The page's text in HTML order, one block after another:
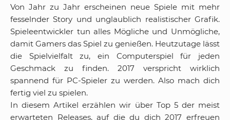
Von Jahr zu Jahr erscheinen neue Spiele mit mehr
fesselnder Story und unglaublich realistischer Grafik.
Spieleentwickler tun alles Mögliche und Unmögliche,
damit Gamers das Spiel zu genießen. Heutzutage lässt
die Spielvielfalt zu, ein Computerspiel für jeden
Geschmack zu finden. 2017 verspricht wirklich
spannend für PC-Spieler zu werden. Also mach dich
fertig viel zu spielen.
In diesem Artikel erzählen wir über Top 5 der meist
erwarteten Releases, auf die du dich 2017 erfreuen